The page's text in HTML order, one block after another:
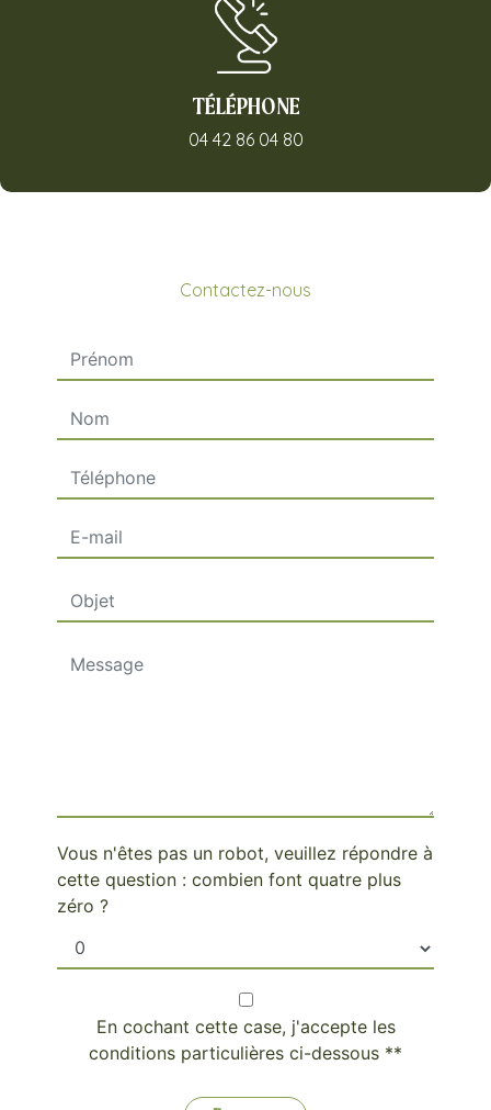
TÉLÉPHONE
04 42 86 04 80
Contactez-nous
Vous n'êtes pas un robot, veuillez répondre à
cette question : combien font quatre plus
zéro ?
En cochant cette case, j'accepte les
conditions particulières ci-dessous **